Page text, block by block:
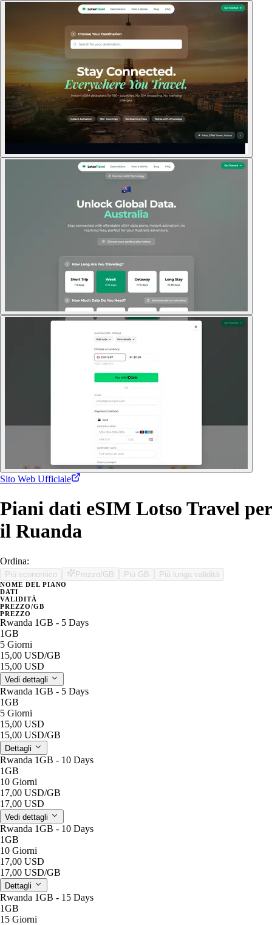
Sito Web Ufficiale
Piani dati eSIM Lotso Travel per
il Ruanda
Ordina:
Più economico Prezzo/GB Più GB Più lunga validità
NOME DEL PIANO
DATI
VALIDITÀ
PREZZO/GB
PREZZO
Rwanda 1GB - 5 Days
1GB
5 Giorni
15,00 USD/GB
15,00 USD
Vedi dettagli
Rwanda 1GB - 5 Days
1GB
5 Giorni
15,00 USD
15,00 USD/GB
Dettagli
Rwanda 1GB - 10 Days
1GB
10 Giorni
17,00 USD/GB
17,00 USD
Vedi dettagli
Rwanda 1GB - 10 Days
1GB
10 Giorni
17,00 USD
17,00 USD/GB
Dettagli
Rwanda 1GB - 15 Days
1GB
15 Giorni